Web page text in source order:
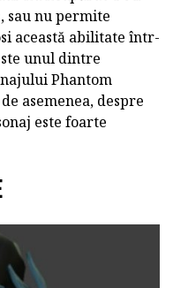
sau nu permite
această abilitate într-
unul dintre
Phantom
asemenea, despre
este foarte